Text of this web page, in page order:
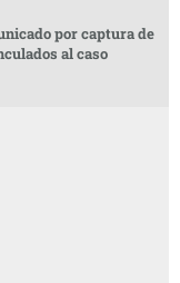
por captura de
al caso